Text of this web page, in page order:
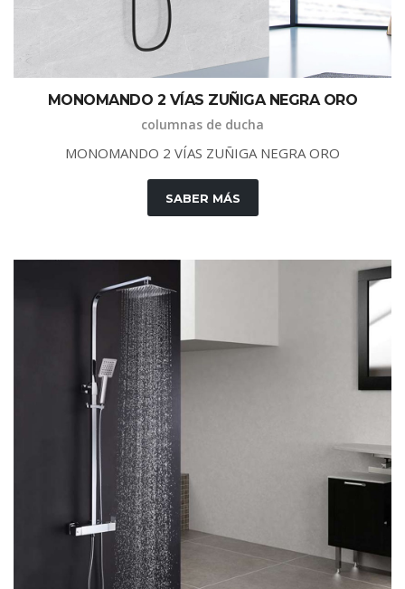
MONOMANDO 2 VÍAS ZUÑIGA NEGRA ORO
columnas de ducha
MONOMANDO 2 VÍAS ZUÑIGA NEGRA ORO
SABER MÁS